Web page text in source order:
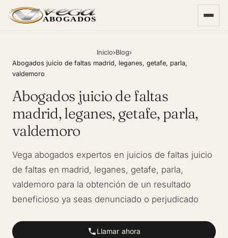
ABOGADOS
Inicio›Blog›
Abogados juicio de faltas madrid, leganes, getafe, parla,
valdemoro
Abogados juicio de faltas
madrid, leganes, getafe, parla,
valdemoro
Vega abogados expertos en juicios de faltas juicio
de faltas en madrid, leganes, getafe, parla,
valdemoro para la obtención de un resultado
beneficioso ya seas denunciado o perjudicado
Llamar ahora